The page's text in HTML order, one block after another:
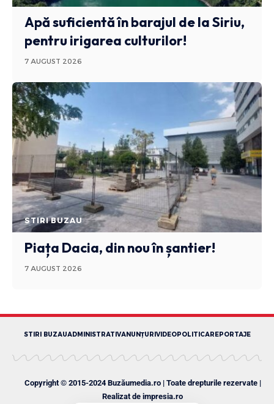
Apă suficientă în barajul de la Siriu,
pentru irigarea culturilor!
7 AUGUST 2026
STIRI BUZAU
Piața Dacia, din nou în șantier!
7 AUGUST 2026
STIRI BUZAUADMINISTRATIVANUNȚURI VIDEOPOLITICAREPORTAJE
Copyright © 2015-2024 Buzăumedia.ro | Toate drepturile rezervate |
Realizat de impresia.ro